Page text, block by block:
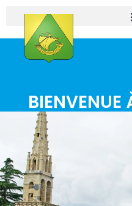
BIENVENUE